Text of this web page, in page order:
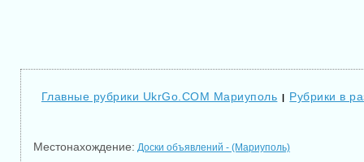
Главные рубрики UkrGo.COM Мариуполь | Рубрики в
Местонахождение: Доски объявлений - (Мариуполь)